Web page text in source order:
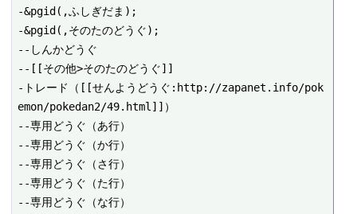
-&pgid(,ふしぎだま);
-&pgid(,そのたのどうぐ);
--しんかどうぐ
--[[その他>そのたのどうぐ]]
-トレード（[[せんようどうぐ:http://zapanet.info/pok
emon/pokedan2/49.html]]）
--専用どうぐ（あ行）
--専用どうぐ（か行）
--専用どうぐ（さ行）
--専用どうぐ（た行）
--専用どうぐ（な行）